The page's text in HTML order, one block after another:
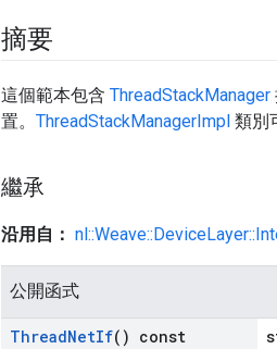
摘要
這個範本包含 ThreadStackManager
置。 ThreadStackManagerImpl 類別
繼承
沿用自：
公開函式
ThreadNetIf() const